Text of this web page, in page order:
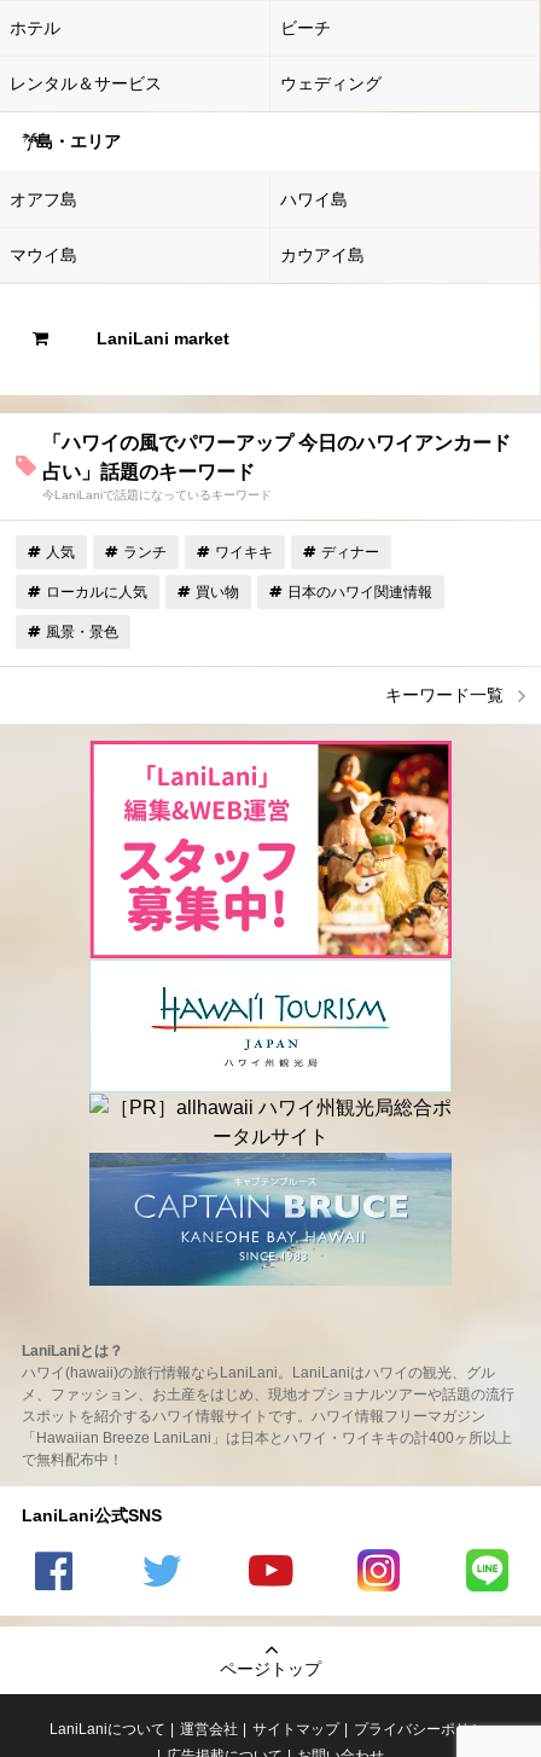
ホテル ビーチ
レンタル＆サービス ウェディング
島・エリア
オアフ島 ハワイ島
マウイ島 カウアイ島
LaniLani market
「ハワイの風でパワーアップ 今日のハワイアンカード
占い」話題のキーワード
今LaniLaniで話題になっているキーワード
人気 ランチ ワイキキ ディナー
ローカルに人気 買い物 日本のハワイ関連情報
風景・景色
キーワード一覧
LaniLaniとは？
ハワイ(hawaii)の旅行情報ならLaniLani。LaniLaniはハワイの観光、グル
メ、ファッション、お土産をはじめ、現地オプショナルツアーや話題の流行
スポットを紹介するハワイ情報サイトです。ハワイ情報フリーマガジン
「Hawaiian Breeze LaniLani」は日本とハワイ・ワイキキの計400ヶ所以上
で無料配布中！
LaniLani公式SNS
の
のtwitter
の
Youtube
チャンネ
LaniLani
LaniLani
ページトップ
LaniLaniについて 運営会社 サイトマップ
プライバシーポリシー